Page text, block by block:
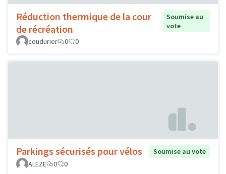
Réduction thermique de la cour
de récréation
Soumise au
vote
coudurier
0 0
Parkings sécurisés pour vélos
Soumise au vote
ALEZE
0 0